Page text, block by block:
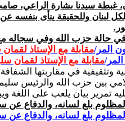
غبطة سيدنا بشارة الراعي،
لبنان وللحقيقة ينأى بنفسه
في حالة حزب الله وفي
المر/مقابلة مع الإستاذ
مقابلة مع الإستاذ لقمان
وتثقيفية في مقاربتها
بين حزب الله والرئيس
تمرير بيان يلعب على اللغة
بلع لسانه، والدفاع عن
بلع لسانه، والدفاع عن